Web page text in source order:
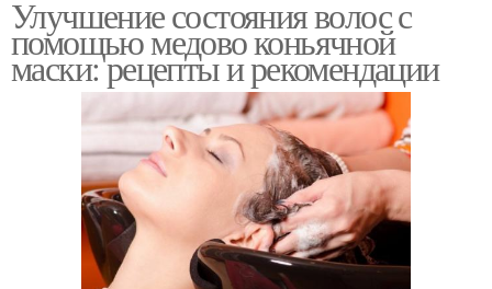
Улучшение состояния волос с
помощью медово коньячной
маски: рецепты и рекомендации